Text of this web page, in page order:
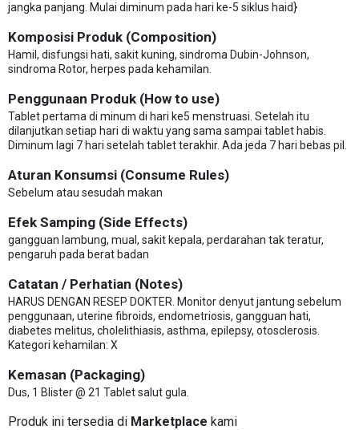
jangka panjang. Mulai diminum pada hari ke-5 siklus haid}
Komposisi Produk (Composition)
Hamil, disfungsi hati, sakit kuning, sindroma Dubin-Johnson,
sindroma Rotor, herpes pada kehamilan.
Penggunaan Produk (How to use)
Tablet pertama di minum di hari ke5 menstruasi. Setelah itu
dilanjutkan setiap hari di waktu yang sama sampai tablet habis.
Diminum lagi 7 hari setelah tablet terakhir. Ada jeda 7 hari bebas pil.
Aturan Konsumsi (Consume Rules)
Sebelum atau sesudah makan
Efek Samping (Side Effects)
gangguan lambung, mual, sakit kepala, perdarahan tak teratur,
pengaruh pada berat badan
Catatan / Perhatian (Notes)
HARUS DENGAN RESEP DOKTER. Monitor denyut jantung sebelum
penggunaan, uterine fibroids, endometriosis, gangguan hati,
diabetes melitus, cholelithiasis, asthma, epilepsy, otosclerosis.
Kategori kehamilan: X
Kemasan (Packaging)
Dus, 1 Blister @ 21 Tablet salut gula.
Produk ini tersedia di Marketplace kami